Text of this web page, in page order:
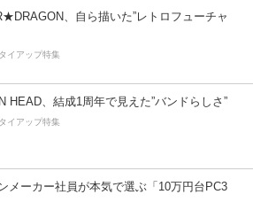
、自ら描いた”レトロフューチャ
イアップ特集
HEAD、結成1周年で見えた”バンドらしさ”
イアップ特集
メーカー社員が本気で選ぶ「10万円台PC3